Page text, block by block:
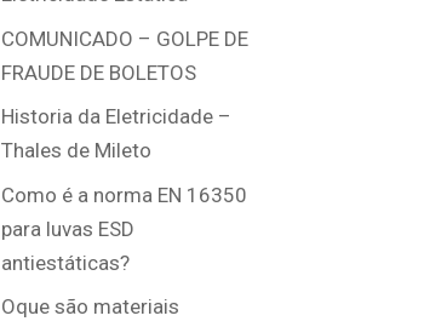
COMUNICADO – GOLPE DE
FRAUDE DE BOLETOS
Historia da Eletricidade –
Thales de Mileto
Como é a norma EN 16350
para luvas ESD
antiestáticas?
Oque são materiais